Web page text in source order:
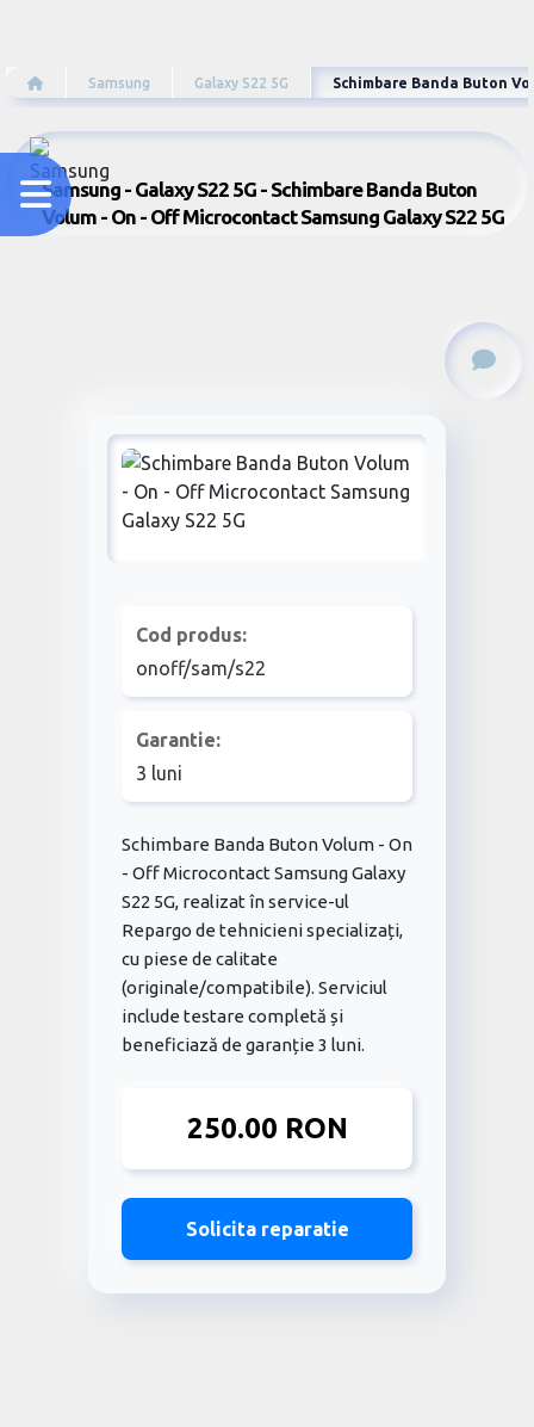
Samsung Galaxy S22 5G Schimbare Banda Buton
Samsung - Galaxy S22 5G - Schimbare Banda Buton
Volum - On - Off Microcontact Samsung Galaxy S22 5G
Cod produs:
onoff/sam/s22
Garantie:
3 luni
Schimbare Banda Buton Volum - On
- Off Microcontact Samsung Galaxy
S22 5G, realizat în service-ul
Repargo de tehnicieni specializați,
cu piese de calitate
(originale/compatibile). Serviciul
include testare completă și
beneficiază de garanție 3 luni.
250.00 RON
Solicita reparatie